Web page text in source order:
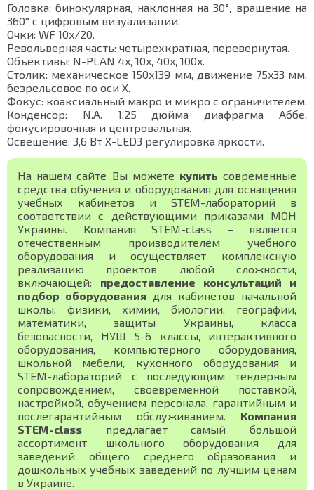
Головка: бинокулярная, наклонная на 30°, вращение на
360° с цифровым визуализации.
Очки: WF 10x/20.
Револьверная часть: четырехкратная, перевернутая.
Объективы: N-PLAN 4x, 10x, 40x, 100x.
Столик: механическое 150x139 мм, движение 75x33 мм,
безрельсовое по оси X.
Фокус: коаксиальный макро и микро с ограничителем.
Конденсор: N.A. 1,25 дюйма диафрагма Аббе,
фокусировочная и центровальная.
Освещение: 3,6 Вт X-LED3 регулировка яркости.
На нашем сайте Вы можете купить современные
средства обучения и оборудования для оснащения
учебных кабинетов и STEM-лабораторий в
соответствии с действующими приказами МОН
Украины. Компания STEM-class – является
отечественным производителем учебного
оборудования и осуществляет комплексную
реализацию проектов любой сложности,
включающей: предоставление консультаций и
подбор оборудования для кабинетов начальной
школы, физики, химии, биологии, географии,
математики, защиты Украины, класса
безопасности, НУШ 5-6 классы, интерактивного
оборудования, компьютерного оборудования,
школьной мебели, кухонного оборудования и
STEM-лабораторий с последующим тендерным
сопровождением, своевременной поставкой,
настройкой, обучением персонала, гарантийным и
послегарантийным обслуживанием. Компания
STEM-class предлагает самый большой
ассортимент школьного оборудования для
заведений общего среднего образования и
дошкольных учебных заведений по лучшим ценам
в Украине.